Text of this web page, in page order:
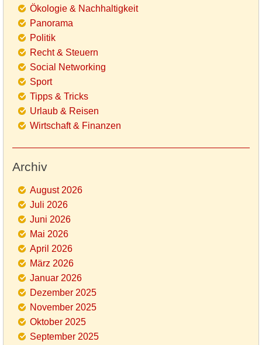
Ökologie & Nachhaltigkeit
Panorama
Politik
Recht & Steuern
Social Networking
Sport
Tipps & Tricks
Urlaub & Reisen
Wirtschaft & Finanzen
Archiv
August 2026
Juli 2026
Juni 2026
Mai 2026
April 2026
März 2026
Januar 2026
Dezember 2025
November 2025
Oktober 2025
September 2025